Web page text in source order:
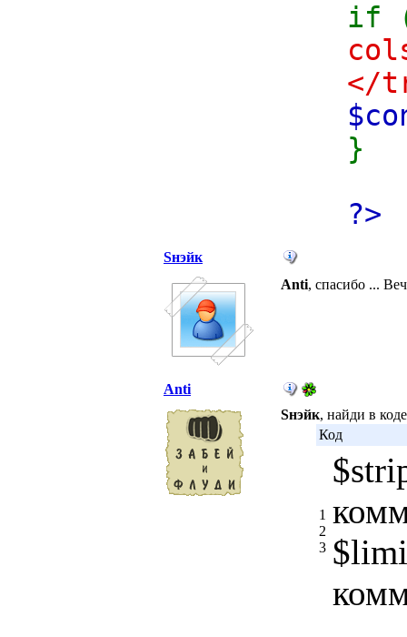
if
</
}
?>
Sнэйк
Anti, спасибо ...
Anti
Sнэйк, найди в
Код
1
2
3